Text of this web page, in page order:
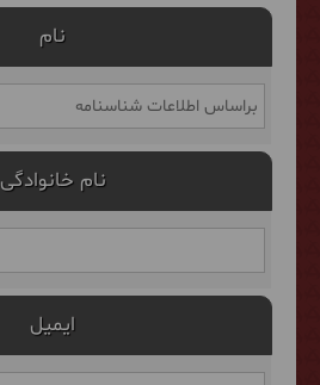
نام
نام خانوادگی
ایمیل